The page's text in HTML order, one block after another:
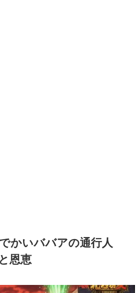
かいババアの通行人
恩恵